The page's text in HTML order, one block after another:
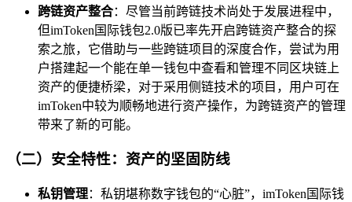
跨链资产整合：尽管当前跨链技术尚处于发展进程中，
但imToken国际钱包2.0版已率先开启跨链资产整合的探
索之旅，它借助与一些跨链项目的深度合作，尝试为用
户搭建起一个能在单一钱包中查看和管理不同区块链上
资产的便捷桥梁，对于采用侧链技术的项目，用户可在
imToken中较为顺畅地进行资产操作，为跨链资产的管理
带来了新的可能。
（二）安全特性：资产的坚固防线
私钥管理：私钥堪称数字钱包的“心脏”，imToken国际钱